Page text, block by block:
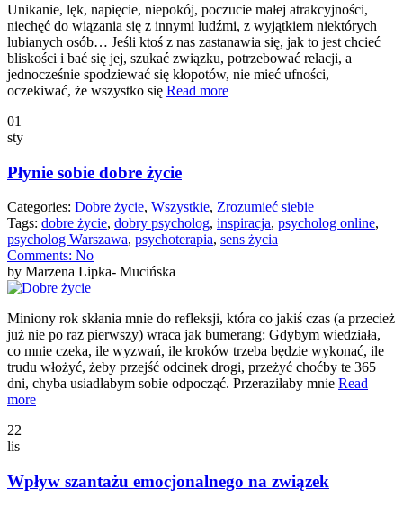
Unikanie, lęk, napięcie, niepokój, poczucie małej atrakcyjności,
niechęć do wiązania się z innymi ludźmi, z wyjątkiem niektórych
lubianych osób… Jeśli ktoś z nas zastanawia się, jak to jest chcieć
bliskości i bać się jej, szukać związku, potrzebować relacji, a
jednocześnie spodziewać się kłopotów, nie mieć ufności,
oczekiwać, że wszystko się Read more
01
sty
Płynie sobie dobre życie
Categories: Dobre życie, Wszystkie, Zrozumieć siebie
Tags: dobre życie, dobry psycholog, inspiracja, psycholog online,
psycholog Warszawa, psychoterapia, sens życia
Comments: No
by Marzena Lipka- Mucińska
Miniony rok skłania mnie do refleksji, która co jakiś czas (a przecież
już nie po raz pierwszy) wraca jak bumerang: Gdybym wiedziała,
co mnie czeka, ile wyzwań, ile kroków trzeba będzie wykonać, ile
trudu włożyć, żeby przejść odcinek drogi, przeżyć choćby te 365
dni, chyba usiadłabym sobie odpocząć. Przeraziłaby mnie Read
more
22
lis
Wpływ szantażu emocjonalnego na związek